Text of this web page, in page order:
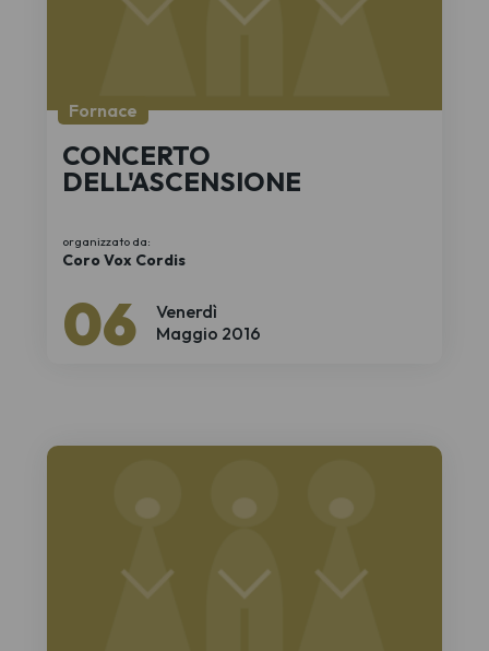
Venerdì
06 Maggio 2016
Fornace
CONCERTO
DELL'ASCENSIONE
organizzato da:
Coro Vox Cordis